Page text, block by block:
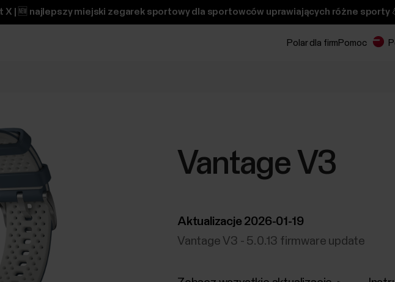
X | 🆕 najlepszy miejski zegarek sportowy dla sportowców uprawiających różne sporty
Polar dla firm Pomoc
Vantage V3
Aktualizacje 2026-01-19
Vantage V3 - 5.0.13 firmware update